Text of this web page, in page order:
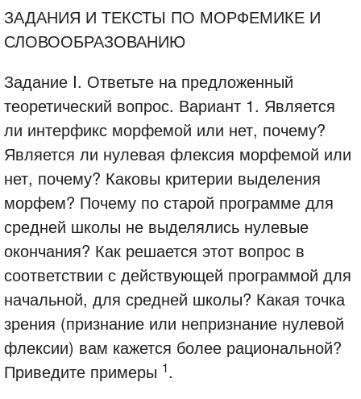
ЗАДАНИЯ И ТЕКСТЫ ПО МОРФЕМИКЕ И
СЛОВООБРАЗОВАНИЮ
Задание I. Ответьте на предложенный
теоретический вопрос. Вариант 1. Является
ли интерфикс морфемой или нет, почему?
Является ли нулевая флексия морфемой или
нет, почему? Каковы критерии выделения
морфем? Почему по старой программе для
средней школы не выделялись нулевые
окончания? Как решается этот вопрос в
соответствии с действующей программой для
начальной, для средней школы? Какая точка
зрения (признание или непризнание нулевой
флексии) вам кажется более рациональной?
Приведите примеры 1.